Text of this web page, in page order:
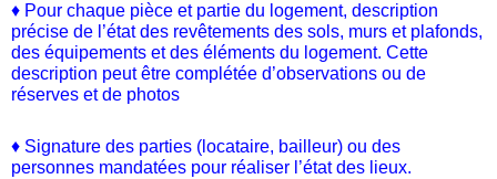
♦ Pour chaque pièce et partie du logement, description
précise de l’état des revêtements des sols, murs et plafonds,
des équipements et des éléments du logement. Cette
description peut être complétée d’observations ou de
réserves et de photos
♦ Signature des parties (locataire, bailleur) ou des
personnes mandatées pour réaliser l’état des lieux.